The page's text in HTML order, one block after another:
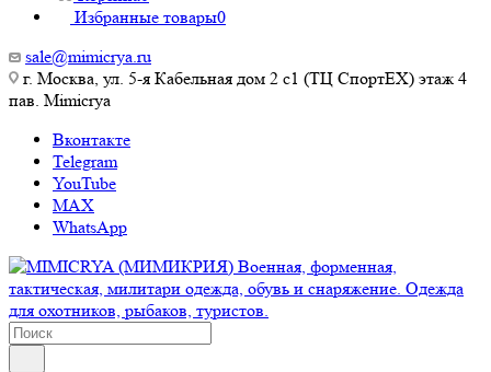
Избранные товары0
sale@mimicrya.ru
г. Москва, ул. 5-я Кабельная дом 2 с1 (ТЦ СпортEX) этаж 4
пав. Mimicrya
Вконтакте
Telegram
YouTube
MAX
WhatsApp